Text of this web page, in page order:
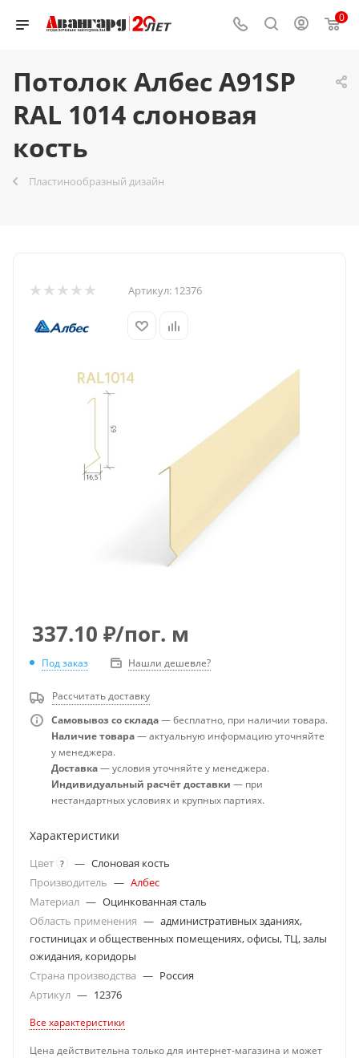
0
Потолок Албес A91SP
RAL 1014 слоновая
кость
Пластинообразный дизайн
Артикул: 12376
337.10 ₽/пог. м
Под заказ Нашли дешевле?
Рассчитать доставку
Самовывоз со склада— бесплатно, при наличии товара.
Наличие товара— актуальную информацию уточняйте
у менеджера.
Доставка— условия уточняйте у менеджера.
Индивидуальный расчёт доставки — при
нестандартных условиях и крупных партиях.
Характеристики
Цвет ? — Слоновая кость
Производитель — Албес
Материал — Оцинкованная сталь
Область применения — административных зданиях,
гостиницах и общественных помещениях, офисы, ТЦ, залы
ожидания, коридоры
Страна производства — Россия
Артикул — 12376
Все характеристики
Цена действительна только для интернет-магазина и может